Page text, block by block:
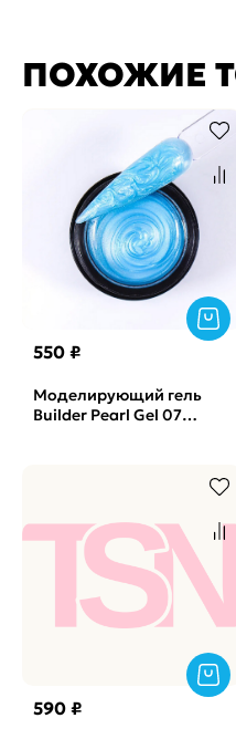
ПОХОЖИЕ
550 ₽
Моделирующий гель
Builder Pearl Gel 07
590 ₽